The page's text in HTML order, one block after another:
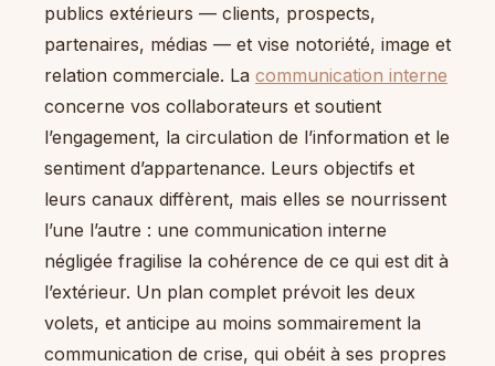
publics extérieurs — clients, prospects,
partenaires, médias — et vise notoriété, image et
relation commerciale. La communication interne
concerne vos collaborateurs et soutient
l’engagement, la circulation de l’information et le
sentiment d’appartenance. Leurs objectifs et
leurs canaux diffèrent, mais elles se nourrissent
l’une l’autre : une communication interne
négligée fragilise la cohérence de ce qui est dit à
l’extérieur. Un plan complet prévoit les deux
volets, et anticipe au moins sommairement la
communication de crise, qui obéit à ses propres